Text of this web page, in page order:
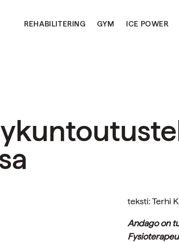
REHABILITERING GYM ICE POWER
teksti: Terhi
Andago on